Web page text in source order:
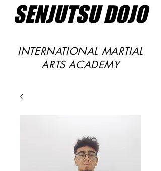
SENJUTSU DOJO
INTERNATIONAL MARTIAL
ARTS ACADEMY